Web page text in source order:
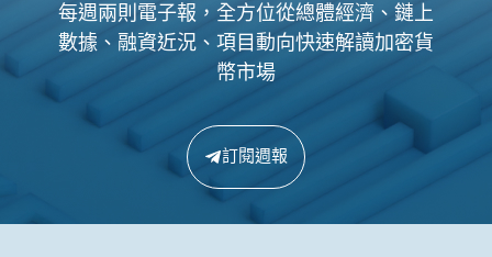
每週兩則電子報，全方位從總體經濟、鏈上
數據、融資近況、項目動向快速解讀加密貨
幣市場
訂閱週報